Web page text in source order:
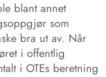
blant annet
som
bra ut av. Når
i offentlig
i OTEs beretning